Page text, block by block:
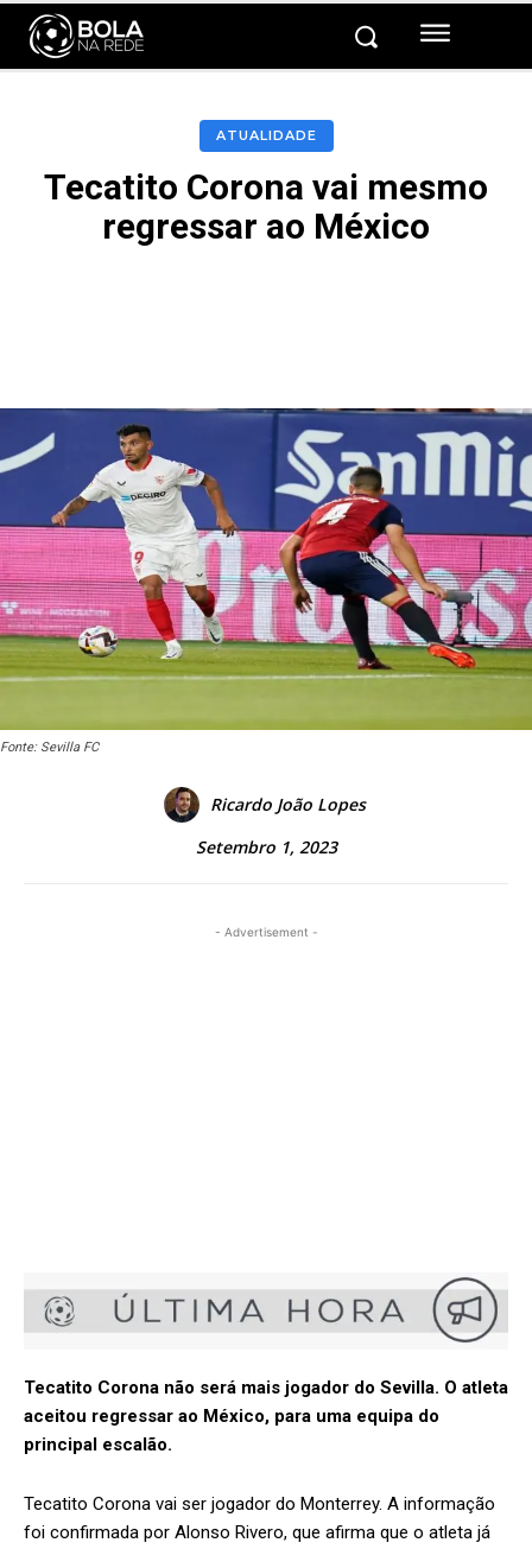
ATUALIDADE
Tecatito Corona vai mesmo
regressar ao México
Fonte: Sevilla FC
Ricardo João Lopes
Setembro 1, 2023
- Advertisement -
Tecatito Corona não será mais jogador do Sevilla. O atleta
aceitou regressar ao México, para uma equipa do
principal escalão.
Tecatito Corona vai ser jogador do Monterrey. A informação
foi confirmada por Alonso Rivero, que afirma que o atleta já